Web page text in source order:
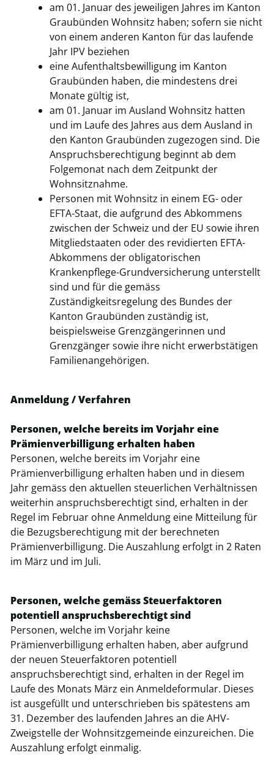
am 01. Januar des jeweiligen Jahres im Kanton
Graubünden Wohnsitz haben; sofern sie nicht
von einem anderen Kanton für das laufende
Jahr IPV beziehen
eine Aufenthaltsbewilligung im Kanton
Graubünden haben, die mindestens drei
Monate gültig ist,
am 01. Januar im Ausland Wohnsitz hatten
und im Laufe des Jahres aus dem Ausland in
den Kanton Graubünden zugezogen sind. Die
Anspruchsberechtigung beginnt ab dem
Folgemonat nach dem Zeitpunkt der
Wohnsitznahme.
Personen mit Wohnsitz in einem EG- oder
EFTA-Staat, die aufgrund des Abkommens
zwischen der Schweiz und der EU sowie ihren
Mitgliedstaaten oder des revidierten EFTA-
Abkommens der obligatorischen
Krankenpflege-Grundversicherung unterstellt
sind und für die gemäss
Zuständigkeitsregelung des Bundes der
Kanton Graubünden zuständig ist,
beispielsweise Grenzgängerinnen und
Grenzgänger sowie ihre nicht erwerbstätigen
Familienangehörigen.
Anmeldung / Verfahren
Personen, welche bereits im Vorjahr eine
Prämienverbilligung erhalten haben
Personen, welche bereits im Vorjahr eine
Prämienverbilligung erhalten haben und in diesem
Jahr gemäss den aktuellen steuerlichen Verhältnissen
weiterhin anspruchsberechtigt sind, erhalten in der
Regel im Februar ohne Anmeldung eine Mitteilung für
die Bezugsberechtigung mit der berechneten
Prämienverbilligung. Die Auszahlung erfolgt in 2 Raten
im März und im Juli.
Personen, welche gemäss Steuerfaktoren
potentiell anspruchsberechtigt sind
Personen, welche im Vorjahr keine
Prämienverbilligung erhalten haben, aber aufgrund
der neuen Steuerfaktoren potentiell
anspruchsberechtigt sind, erhalten in der Regel im
Laufe des Monats März ein Anmeldeformular. Dieses
ist ausgefüllt und unterschrieben bis spätestens am
31. Dezember des laufenden Jahres an die AHV-
Zweigstelle der Wohnsitzgemeinde einzureichen. Die
Auszahlung erfolgt einmalig.